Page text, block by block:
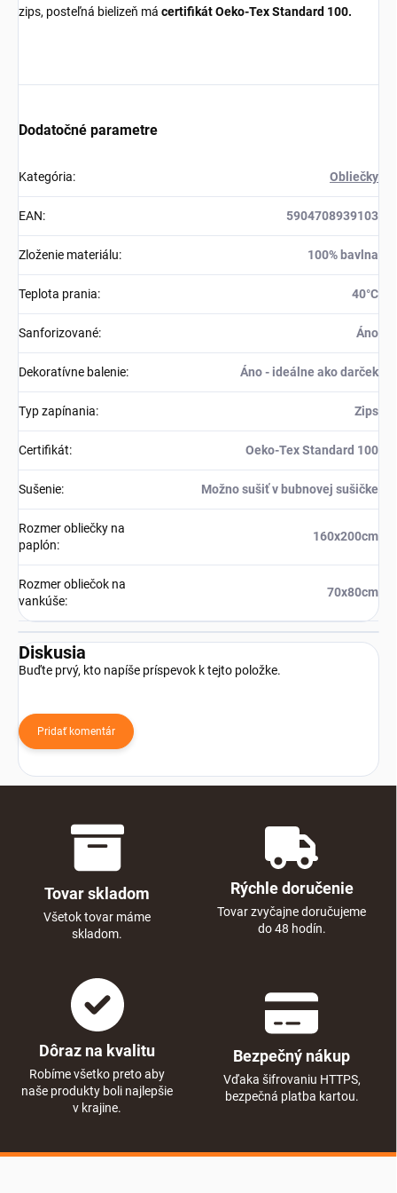
zips, posteľná bielizeň má certifikát Oeko-Tex Standard 100.
Dodatočné parametre
Kategória: Obliečky
EAN: 5904708939103
Zloženie materiálu: 100% bavlna
Teplota prania: 40°C
Sanforizované: Áno
Dekoratívne balenie: Áno - ideálne ako darček
Typ zapínania: Zips
Certifikát: Oeko-Tex Standard 100
Sušenie: Možno sušiť v bubnovej sušičke
Rozmer obliečky na
paplón:
160x200cm
Rozmer obliečok na
vankúše:
70x80cm
Diskusia
Buďte prvý, kto napíše príspevok k tejto položke.
Pridať komentár
Tovar skladom
Všetok tovar máme
skladom.
Rýchle doručenie
Tovar zvyčajne doručujeme
do 48 hodín.
Dôraz na kvalitu
Robíme všetko preto aby
naše produkty boli najlepšie
v krajine.
Bezpečný nákup
Vďaka šifrovaniu HTTPS,
bezpečná platba kartou.